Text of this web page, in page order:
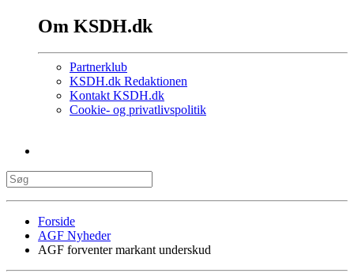
Om KSDH.dk
Partnerklub
KSDH.dk Redaktionen
Kontakt KSDH.dk
Cookie- og privatlivspolitik
Forside
AGF Nyheder
AGF forventer markant underskud